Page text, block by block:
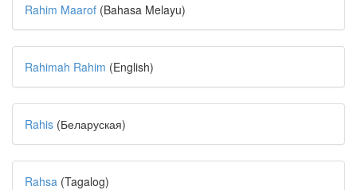
Rahim Maarof (Bahasa Melayu)
Rahimah Rahim (English)
Rahis (Беларуская)
Rahsa (Tagalog)